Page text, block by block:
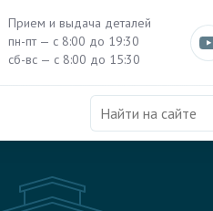
Прием и выдача деталей
пн-пт — с 8:00 до 19:30
сб-вс — с 8:00 до 15:30